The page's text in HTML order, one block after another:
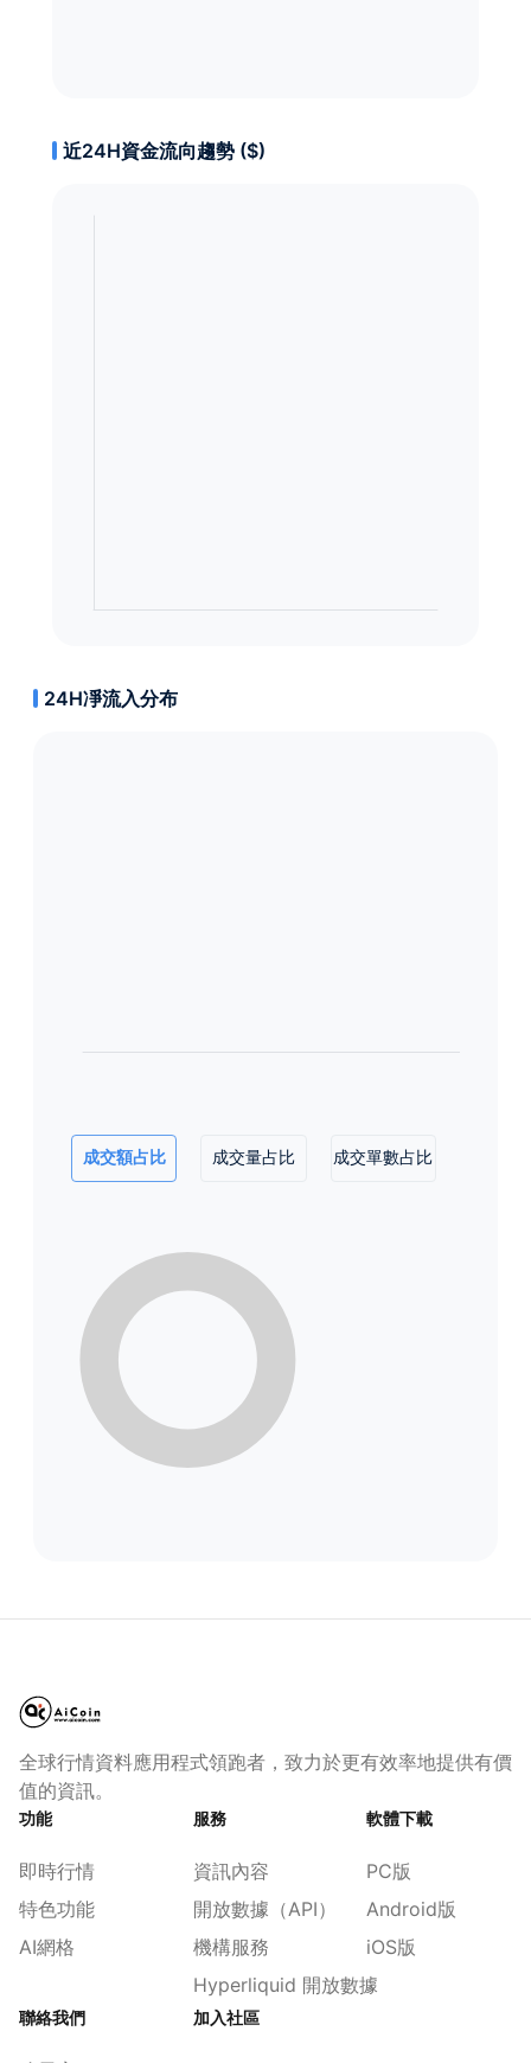
近24H資金流向趨勢 ($)
24H凈流入分布
成交額占比 成交量占比 成交單數占比
全球行情資料應用程式領跑者，致力於更有效率地提供有價
值的資訊。
功能
即時行情
特色功能
AI網格
服務
資訊內容
開放數據（API）
機構服務
Hyperliquid 開放數據
軟體下載
PC版
Android版
iOS版
聯絡我們 加入社區